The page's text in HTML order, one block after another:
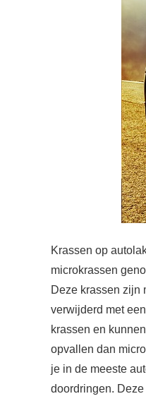
Krassen op
microkrassen
Deze krassen zijn
verwijderd met
krassen en
opvallen dan
je in de meeste
doordringen.